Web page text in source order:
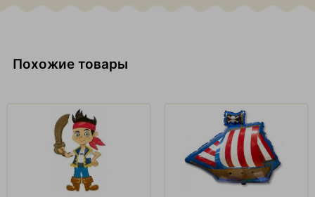
Похожие товары